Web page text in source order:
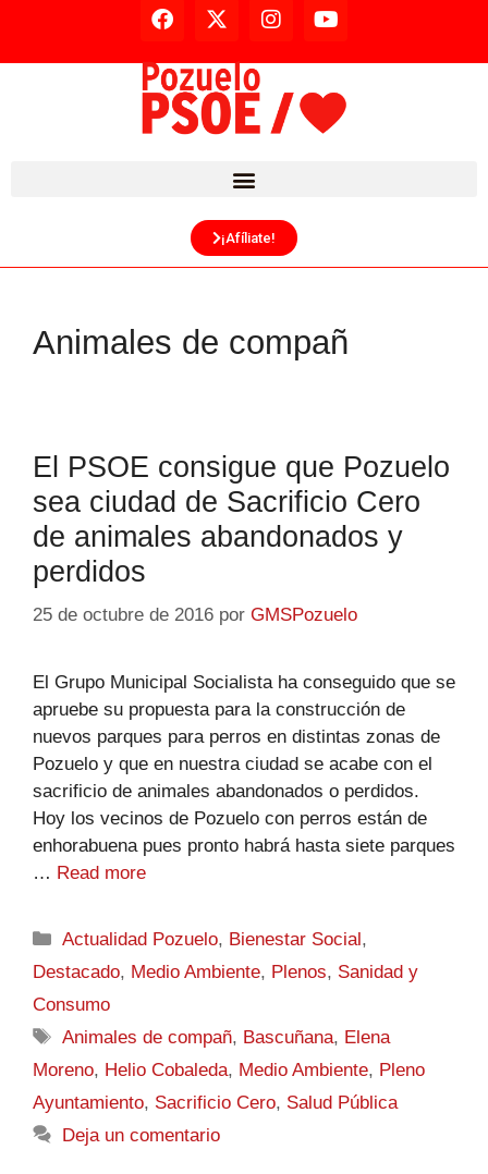
¡Afíliate!
Animales de compañ
El PSOE consigue que Pozuelo
sea ciudad de Sacrificio Cero
de animales abandonados y
perdidos
25 de octubre de 2016 por GMSPozuelo
El Grupo Municipal Socialista ha conseguido que se
apruebe su propuesta para la construcción de
nuevos parques para perros en distintas zonas de
Pozuelo y que en nuestra ciudad se acabe con el
sacrificio de animales abandonados o perdidos.
Hoy los vecinos de Pozuelo con perros están de
enhorabuena pues pronto habrá hasta siete parques
… Read more
Actualidad Pozuelo, Bienestar Social,
Destacado, Medio Ambiente, Plenos, Sanidad y
Consumo
Animales de compañ, Bascuñana, Elena
Moreno, Helio Cobaleda, Medio Ambiente, Pleno
Ayuntamiento, Sacrificio Cero, Salud Pública
Deja un comentario